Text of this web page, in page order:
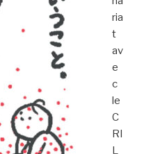
ria
t
av
e
c
le
C
RI
L